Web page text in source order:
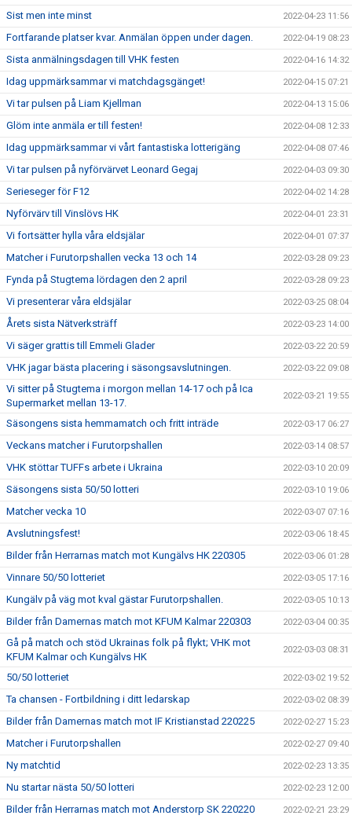
Sist men inte minst 2022-04-23 11:56
Fortfarande platser kvar. Anmälan öppen under dagen. 2022-04-19 08:23
Sista anmälningsdagen till VHK festen 2022-04-16 14:32
Idag uppmärksammar vi matchdagsgänget! 2022-04-15 07:21
Vi tar pulsen på Liam Kjellman 2022-04-13 15:06
Glöm inte anmäla er till festen! 2022-04-08 12:33
Idag uppmärksammar vi vårt fantastiska lotterigäng 2022-04-08 07:46
Vi tar pulsen på nyförvärvet Leonard Gegaj 2022-04-03 09:30
Serieseger för F12 2022-04-02 14:28
Nyförvärv till Vinslövs HK 2022-04-01 23:31
Vi fortsätter hylla våra eldsjälar 2022-04-01 07:37
Matcher i Furutorpshallen vecka 13 och 14 2022-03-28 09:23
Fynda på Stugtema lördagen den 2 april 2022-03-28 09:23
Vi presenterar våra eldsjälar 2022-03-25 08:04
Årets sista Nätverksträff 2022-03-23 14:00
Vi säger grattis till Emmeli Glader 2022-03-22 20:59
VHK jagar bästa placering i säsongsavslutningen. 2022-03-22 09:08
Vi sitter på Stugtema i morgon mellan 14-17 och på Ica
Supermarket mellan 13-17.
2022-03-21 19:55
Säsongens sista hemmamatch och fritt inträde 2022-03-17 06:27
Veckans matcher i Furutorpshallen 2022-03-14 08:57
VHK stöttar TUFFs arbete i Ukraina 2022-03-10 20:09
Säsongens sista 50/50 lotteri 2022-03-10 19:06
Matcher vecka 10 2022-03-07 07:16
Avslutningsfest! 2022-03-06 18:45
Bilder från Herrarnas match mot Kungälvs HK 220305 2022-03-06 01:28
Vinnare 50/50 lotteriet 2022-03-05 17:16
Kungälv på väg mot kval gästar Furutorpshallen. 2022-03-05 10:13
Bilder från Damernas match mot KFUM Kalmar 220303 2022-03-04 00:35
Gå på match och stöd Ukrainas folk på flykt; VHK mot
KFUM Kalmar och Kungälvs HK
2022-03-03 08:31
50/50 lotteriet 2022-03-02 19:52
Ta chansen - Fortbildning i ditt ledarskap 2022-03-02 08:39
Bilder från Damernas match mot IF Kristianstad 220225 2022-02-27 15:23
Matcher i Furutorpshallen 2022-02-27 09:40
Ny matchtid 2022-02-23 13:35
Nu startar nästa 50/50 lotteri 2022-02-23 12:00
Bilder från Herrarnas match mot Anderstorp SK 220220 2022-02-21 23:29